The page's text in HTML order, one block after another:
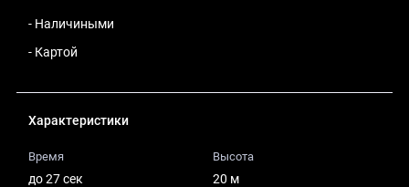
- Наличиными
- Картой
Характеристики
Время
до 27 сек
Высота
20 м